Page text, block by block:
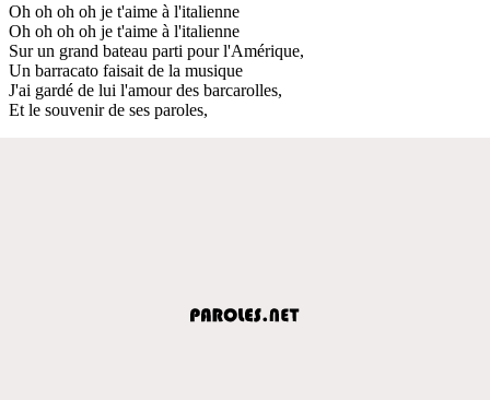
Oh oh oh oh je t'aime à l'italienne
Oh oh oh oh je t'aime à l'italienne
Sur un grand bateau parti pour l'Amérique,
Un barracato faisait de la musique
J'ai gardé de lui l'amour des barcarolles,
Et le souvenir de ses paroles,